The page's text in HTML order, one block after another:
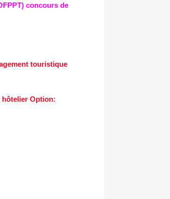
concours de
touristique
hôtelier Option: